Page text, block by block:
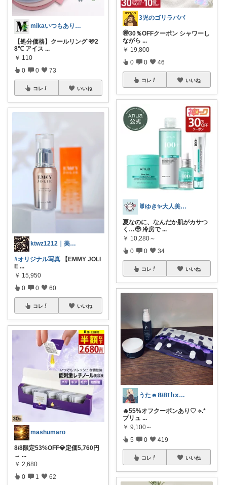
mikaいつもありがとうございます🩷
【処分価格】クールリング 🩷2
8℃ アイス ...
￥ 110
0 0 73
コレ いいね
ktwz1212｜美容好きROOM🫧
#オリジナル写真 【EMMY JOLI
E ...
￥ 15,950
0 0 60
コレ いいね
mashumaro
8/8限定53%OFF💎定価5,760円
→ ...
￥ 2,680
0 1 62
3児のゴリラパパ
🉐30％OFFクーポン シャワーし
ながら ...
￥ 19,800
0 0 46
コレ いいね
🐰ゆき✨大人美容ROOM🐰
夏なのに、なんだか肌がカサつ
く…🥺 冷房で ...
￥ 10,280～
0 0 34
コレ いいね
うた☻𝟴/𝟴𝘁𝗵𝘅ᜊ⍤⃝ᜊ
🔥55%オフクーポンあり♡ ⟡.*
プリュ ...
￥ 9,100～
5 0 419
コレ いいね